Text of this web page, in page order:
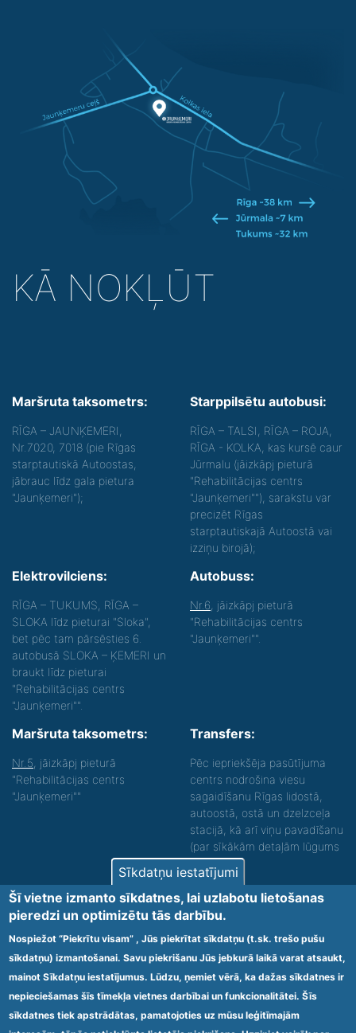
KĀ NOKĻŪT
Maršruta taksometrs:
RĪGA – JAUNĶEMERI,
Nr.7020, 7018 (pie Rīgas
starptautiskā Autoostas,
jābrauc līdz gala pietura
"Jaunķemeri");
Starppilsētu autobusi:
RĪGA – TALSI, RĪGA – ROJA,
RĪGA - KOLKA, kas kursē caur
Jūrmalu (jāizkāpj pieturā
"Rehabilitācijas centrs
"Jaunķemeri""), sarakstu var
precizēt Rīgas
starptautiskajā Autoostā vai
izziņu birojā);
Elektrovilciens:
RĪGA – TUKUMS, RĪGA –
SLOKA līdz pieturai "Sloka",
bet pēc tam pārsēsties 6.
autobusā SLOKA – ĶEMERI un
braukt līdz pieturai
"Rehabilitācijas centrs
"Jaunķemeri"".
Autobuss:
Nr.6 , jāizkāpj pieturā
"Rehabilitācijas centrs
"Jaunķemeri"".
Maršruta taksometrs:
Nr.5 , jāizkāpj pieturā
"Rehabilitācijas centrs
"Jaunķemeri""
Transfers:
Pēc iepriekšēja pasūtījuma
centrs nodrošina viesu
sagaidīšanu Rīgas lidostā,
autoostā, ostā un dzelzceļa
stacijā, kā arī viņu pavadīšanu
(par sīkākām detaļām lūgums
zvanīt).
Nodrošinām vides piekļūstamību personām ar
funkcionāliem traucējumiem! SIA „Sanare-KRC
Jaunķemeri”, Kolkas ielā 20, Jūrmalā ir nodrošināta vides
piekļūstamība personām ar funkcionāliem traucējumiem,
tādejādi nodrošinot atbilstību Ministru kabineta
2009.gada 20.janvāra noteikumos Nr.60 „Noteikumi par
obligātajām prasībām ārstniecības iestādēm un to
struktūrvienībām” minētajām prasībām.
Sīkdatņu iestatījumi
Šī vietne izmanto sīkdatnes, lai uzlabotu lietošanas
pieredzi un optimizētu tās darbību.
Nospiežot “Piekrītu visam” , Jūs piekrītat sīkdatņu (t.sk. trešo pušu
sīkdatņu) izmantošanai. Savu piekrišanu Jūs jebkurā laikā varat atsaukt,
mainot Sīkdatņu iestatījumus. Lūdzu, ņemiet vērā, ka dažas sīkdatnes ir
nepieciešamas šīs tīmekļa vietnes darbībai un funkcionalitātei. Šīs
sīkdatnes tiek apstrādātas, pamatojoties uz mūsu leģitīmajām